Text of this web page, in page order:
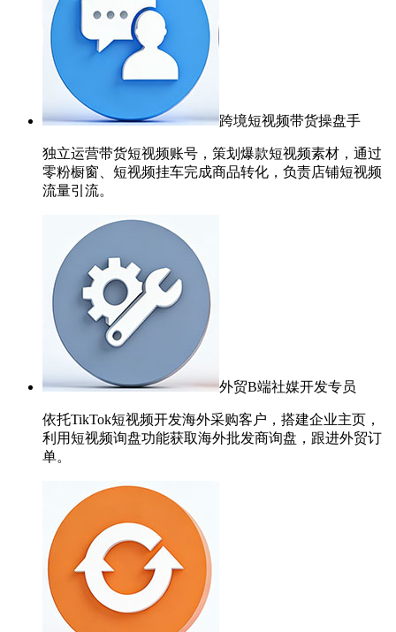
跨境短视频带货操盘手
独立运营带货短视频账号，策划爆款短视频素材，通过
零粉橱窗、短视频挂车完成商品转化，负责店铺短视频
流量引流。
外贸B端社媒开发专员
依托TikTok短视频开发海外采购客户，搭建企业主页，
利用短视频询盘功能获取海外批发商询盘，跟进外贸订
单。